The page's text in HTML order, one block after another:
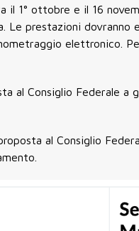
1° ottobre e il 16
Le prestazioni dovranno
elettronico.
al Consiglio Federale a
al Consiglio